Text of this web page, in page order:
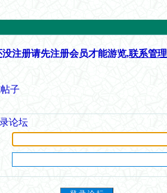
注册请先注册会员才能游览,联系管理
子
论坛